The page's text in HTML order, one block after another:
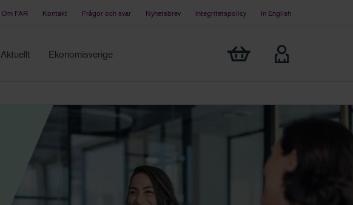
Om FAR Kontakt Frågor och svar Nyhetsbrev Integritetspolicy In English
Aktuellt Ekonomisverige Visa min varukorg